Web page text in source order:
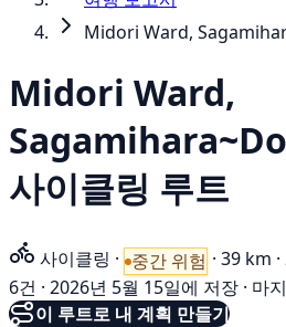
Midori Ward,
Midori Ward,
사이클링 루트
사이클링 · 중간 위험 · 39 km ·
6건 · 2026년 5월 15일에 저장 · 마
이 루트로 내 계획 만들기